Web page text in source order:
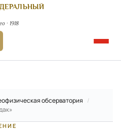
· 1918
обсерватория /